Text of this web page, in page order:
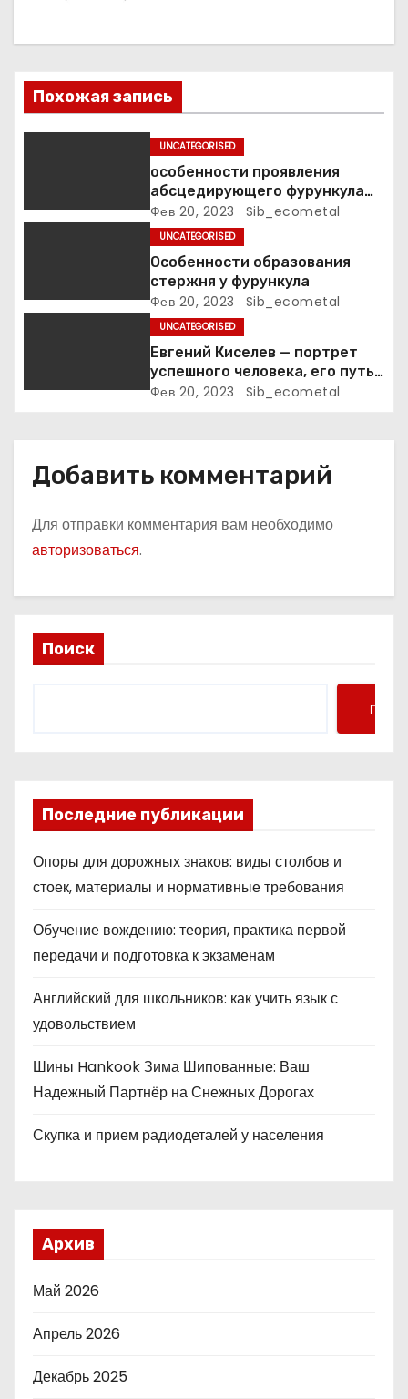
п
о
а
и
Похожая запись
UNCATEGORISED
особенности проявления
абсцедирующего фурункула
код по МКБ-10
Фев 20, 2023 Sib_ecometal
UNCATEGORISED
Особенности образования
стержня у фурункула
Фев 20, 2023 Sib_ecometal
UNCATEGORISED
Евгений Киселев — портрет
успешного человека, его путь
к славе и личное счастье
Фев 20, 2023 Sib_ecometal
Добавить комментарий
Для отправки комментария вам необходимо
авторизоваться.
Поиск
Поиск
Последние публикации
Опоры для дорожных знаков: виды столбов и
стоек, материалы и нормативные требования
Обучение вождению: теория, практика первой
передачи и подготовка к экзаменам
Английский для школьников: как учить язык с
удовольствием
Шины Hankook Зима Шипованные: Ваш
Надежный Партнёр на Снежных Дорогах
Скупка и прием радиодеталей у населения
Архив
Май 2026
Апрель 2026
Декабрь 2025